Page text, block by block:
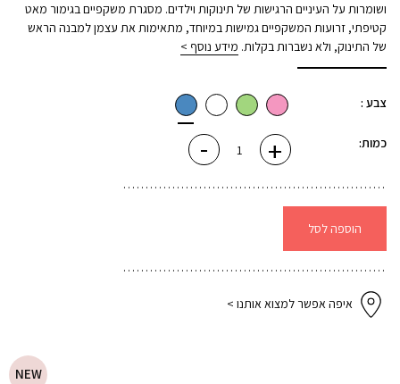
NEW
ושומרות על העיניים הרגישות של תינוקות וילדים. מסגרת משקפיים בגימור מאט
קטיפתי, זרועות המשקפיים גמישות במיוחד, מתאימות את עצמן למבנה הראש
של התינוק, ולא נשברות בקלות. מידע נוסף >
צבע :
כמות: - של
12-
+
הוספה לסל
איפה אפשר למצוא אותנו >